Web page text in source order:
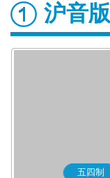
沪音版
五四制